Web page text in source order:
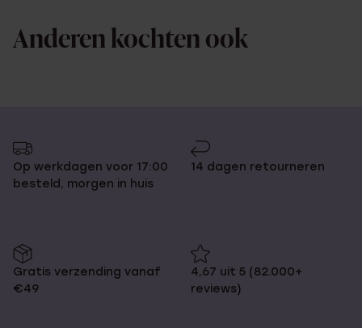
Anderen kochten ook
Op werkdagen voor 17:00
besteld, morgen in huis
14 dagen retourneren
Gratis verzending vanaf
€49
4,67 uit 5 (82.000+
reviews)